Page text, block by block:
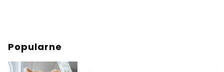
Popularne